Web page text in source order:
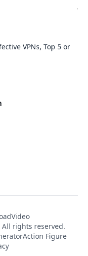
VPNs, Top 5 or
All rights reserved.
Action Figure